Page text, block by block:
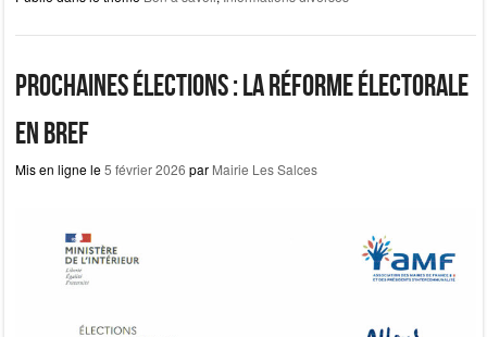
c
e
b
o
o
k
st
o
d
n
ailta
g
er
Prochaines élections : la réforme électorale
en bref
Mis en ligne le5 février 2026 par Mairie Les Salces